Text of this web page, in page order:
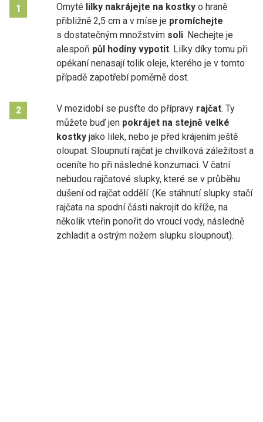
1 Omyté lilky nakrájejte na kostky o hraně
přibližně 2,5 cm a v míse je promíchejte
s dostatečným množstvím soli. Nechejte je
alespoň půl hodiny vypotit. Lilky díky tomu při
opékaní nenasají tolik oleje, kterého je v tomto
případě zapotřebí poměrně dost.
2 V mezidobí se pusťte do přípravy rajčat. Ty
můžete buď jen pokrájet na stejně velké
kostky jako lilek, nebo je před krájením ještě
oloupat. Sloupnutí rajčat je chvilková záležitost a
oceníte ho při následné konzumaci. V čatní
nebudou rajčatové slupky, které se v průběhu
dušení od rajčat oddělí. (Ke stáhnutí slupky stačí
rajčata na spodní části nakrojit do kříže, na
několik vteřin ponořit do vroucí vody, následně
zchladit a ostrým nožem slupku sloupnout).